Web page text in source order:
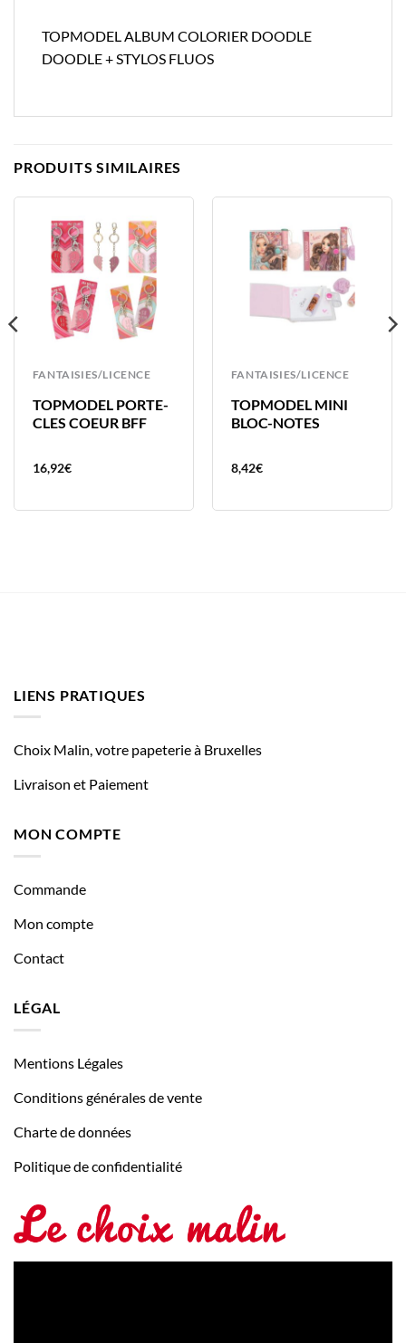
TOPMODEL ALBUM COLORIER DOODLE
DOODLE + STYLOS FLUOS
PRODUITS SIMILAIRES
FANTAISIES/LICENCE
TOPMODEL PORTE-
CLES COEUR BFF
16,92€
FANTAISIES/LICENCE
TOPMODEL MINI
BLOC-NOTES
8,42€
LIENS PRATIQUES
Choix Malin, votre papeterie à Bruxelles
Livraison et Paiement
MON COMPTE
Commande
Mon compte
Contact
LÉGAL
Mentions Légales
Conditions générales de vente
Charte de données
Politique de confidentialité